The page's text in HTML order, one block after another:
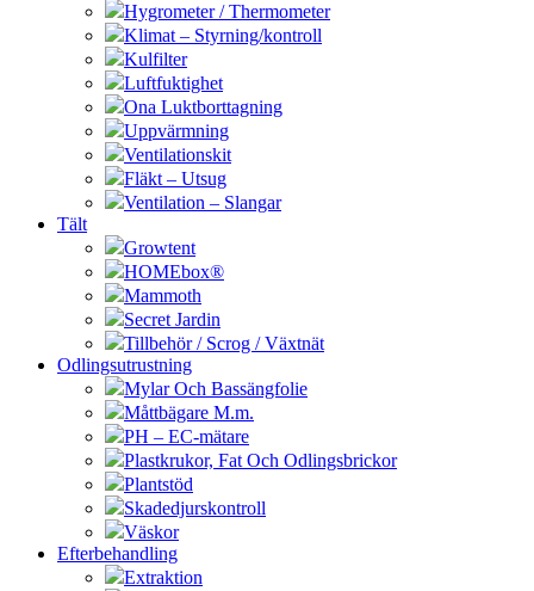
Hygrometer / Thermometer
Klimat – Styrning/kontroll
Kulfilter
Luftfuktighet
Ona Luktborttagning
Uppvärmning
Ventilationskit
Fläkt – Utsug
Ventilation – Slangar
Tält
Growtent
HOMEbox®
Mammoth
Secret Jardin
Tillbehör / Scrog / Växtnät
Odlingsutrustning
Mylar Och Bassängfolie
Måttbägare M.m.
PH – EC-mätare
Plastkrukor, Fat Och Odlingsbrickor
Plantstöd
Skadedjurskontroll
Väskor
Efterbehandling
Extraktion